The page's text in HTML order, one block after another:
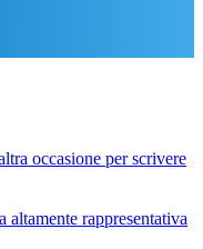
occasione per scrivere
rappresentativa